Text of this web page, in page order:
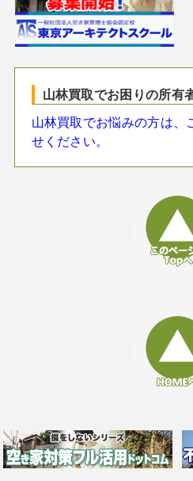
山林買取でお困りの所有
山林買取でお悩みの方は、
せください。